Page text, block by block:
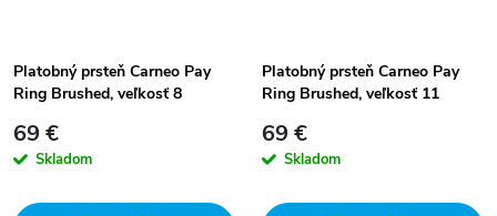
Platobný prsteň Carneo Pay
Ring Brushed, veľkosť 8
69 €
Skladom
Platobný prsteň Carneo Pay
Ring Brushed, veľkosť 11
69 €
Skladom